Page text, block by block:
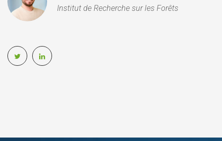
Institut de Recherche sur les Forêts